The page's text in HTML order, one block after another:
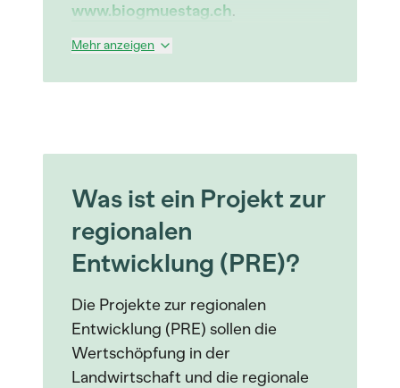
www.biogmuestag.ch.
Mehr anzeigen
Was ist ein Projekt zur
regionalen
Entwicklung (PRE)?
Die Projekte zur regionalen
Entwicklung (PRE) sollen die
Wertschöpfung in der
Landwirtschaft und die regionale